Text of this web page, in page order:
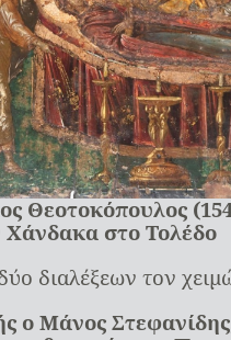
Θεοτοκόπουλος
Χάνδακα στο Τολέδο
διαλέξεων τον
ο Μάνος